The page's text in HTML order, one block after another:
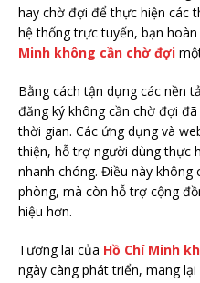
hay chờ đợi để thực hiện các
hệ thống trực tuyến, bạn
Minh không cần chờ đợi
Bằng cách tận dụng các nền
đăng ký không cần chờ đợi
thời gian. Các ứng dụng và
thiện, hỗ trợ người dùng thực
nhanh chóng. Điều này không
phòng, mà còn hỗ trợ cộng
hiệu hơn.
Tương lai của Hồ Chí Minh
ngày càng phát triển, mang